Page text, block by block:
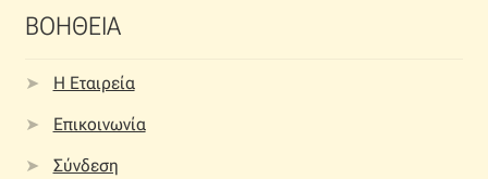
ΒΟΗΘΕΙΑ
Η Εταιρεία
Επικοινωνία
Σύνδεση